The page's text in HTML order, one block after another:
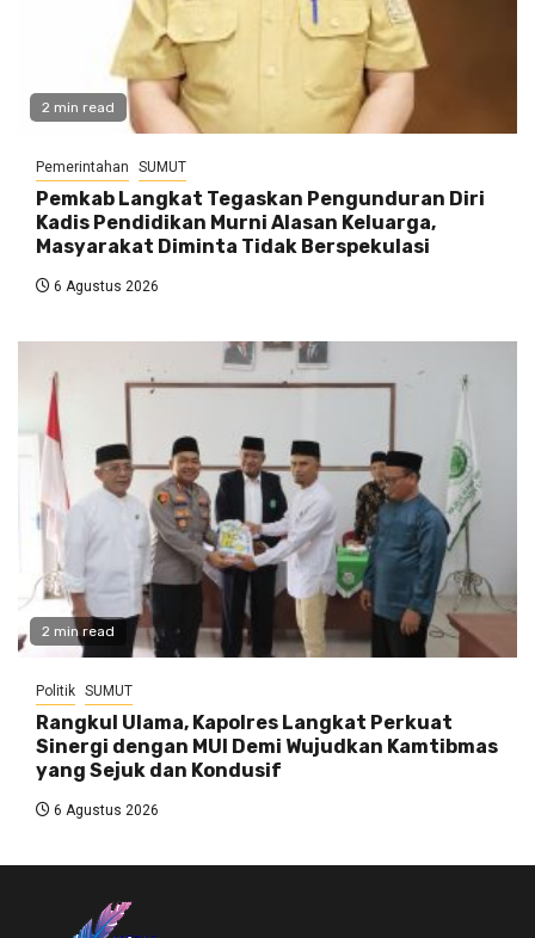
2 min read
Pemerintahan SUMUT
Pemkab Langkat Tegaskan Pengunduran Diri
Kadis Pendidikan Murni Alasan Keluarga,
Masyarakat Diminta Tidak Berspekulasi
6 Agustus 2026
2 min read
Politik SUMUT
Rangkul Ulama, Kapolres Langkat Perkuat
Sinergi dengan MUI Demi Wujudkan Kamtibmas
yang Sejuk dan Kondusif
6 Agustus 2026